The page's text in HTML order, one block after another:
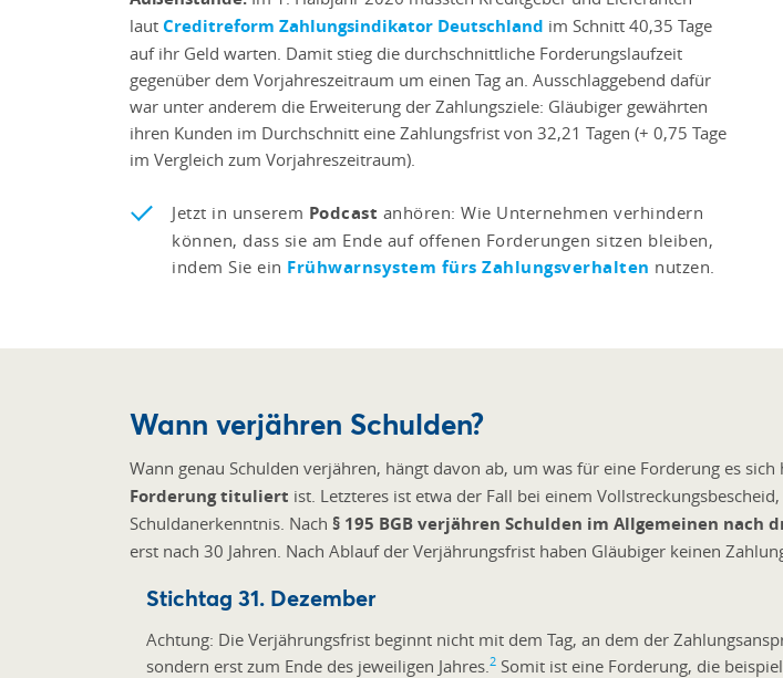
laut Creditreform Zahlungsindikator Deutschland im Schnitt 40,35 Tage
auf ihr Geld warten. Damit stieg die durchschnittliche Forderungslaufzeit
gegenüber dem Vorjahreszeitraum um einen Tag an. Ausschlaggebend dafür
war unter anderem die Erweiterung der Zahlungsziele: Gläubiger gewährten
ihren Kunden im Durchschnitt eine Zahlungsfrist von 32,21 Tagen (+ 0,75 Tage
im Vergleich zum Vorjahreszeitraum).
Jetzt in unserem Podcast anhören: Wie Unternehmen verhindern
können, dass sie am Ende auf offenen Forderungen sitzen bleiben,
indem Sie ein Frühwarnsystem fürs Zahlungsverhalten nutzen.
Wann verjähren Schulden?
Wann genau Schulden verjähren, hängt davon ab, um was für eine Forderung es sich
Forderung tituliert ist. Letzteres ist etwa der Fall bei einem
Schuldanerkenntnis. Nach § 195 BGB verjähren Schulden im Allgemeinen nach
erst nach 30 Jahren. Nach Ablauf der Verjährungsfrist haben Gläubiger keinen
Stichtag 31. Dezember
Achtung: Die Verjährungsfrist beginnt nicht mit dem Tag, an dem der
sondern erst zum Ende des jeweiligen Jahres.2 Somit ist eine Forderung, die